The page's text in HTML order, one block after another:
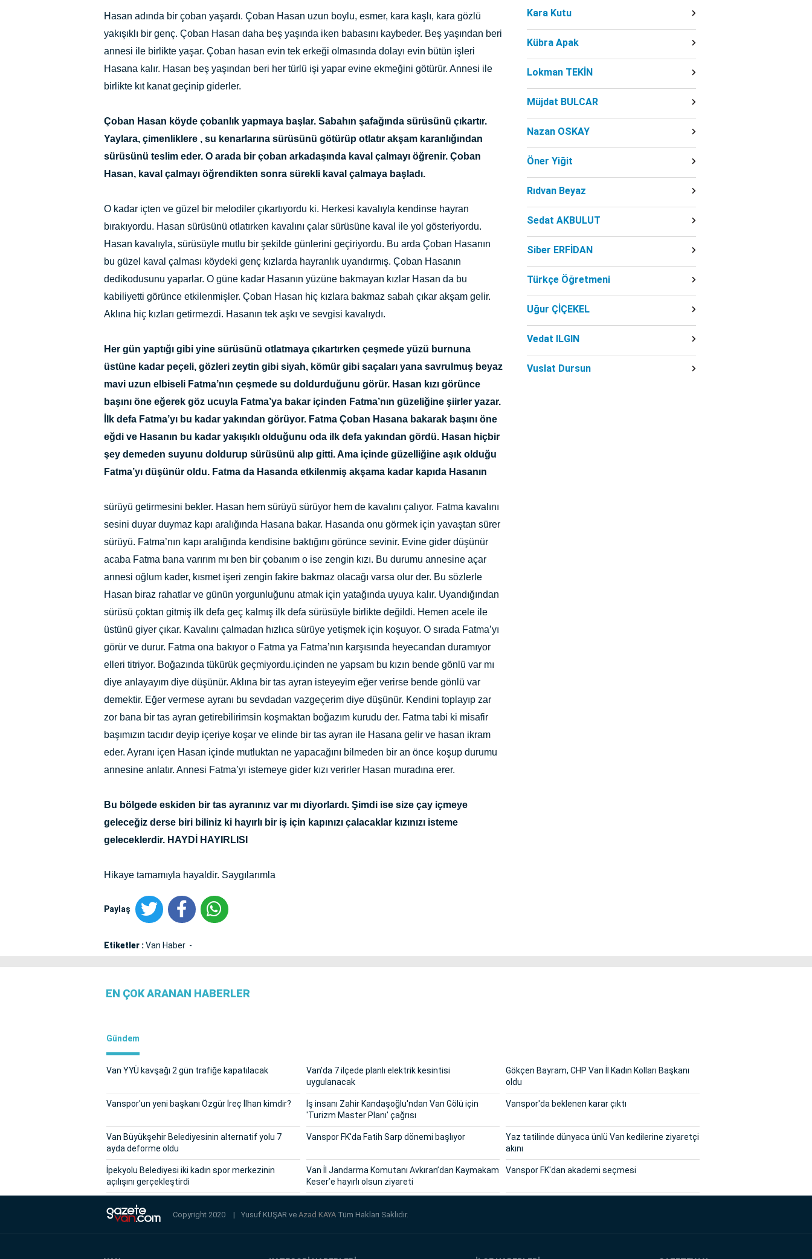
Hasan adında bir çoban yaşardı. Çoban Hasan uzun boylu, esmer, kara kaşlı, kara gözlü
yakışıklı bir genç. Çoban Hasan daha beş yaşında iken babasını kaybeder. Beş yaşından beri
annesi ile birlikte yaşar. Çoban hasan evin tek erkeği olmasında dolayı evin bütün işleri
Hasana kalır. Hasan beş yaşından beri her türlü işi yapar evine ekmeğini götürür. Annesi ile
birlikte kıt kanat geçinip giderler.
Çoban Hasan köyde çobanlık yapmaya başlar. Sabahın şafağında sürüsünü çıkartır.
Yaylara, çimenliklere , su kenarlarına sürüsünü götürüp otlatır akşam karanlığından
sürüsünü teslim eder. O arada bir çoban arkadaşında kaval çalmayı öğrenir. Çoban
Hasan, kaval çalmayı öğrendikten sonra sürekli kaval çalmaya başladı.
O kadar içten ve güzel bir melodiler çıkartıyordu ki. Herkesi kavalıyla kendinse hayran
bırakıyordu. Hasan sürüsünü otlatırken kavalını çalar sürüsüne kaval ile yol gösteriyordu.
Hasan kavalıyla, sürüsüyle mutlu bir şekilde günlerini geçiriyordu. Bu arda Çoban Hasanın
bu güzel kaval çalması köydeki genç kızlarda hayranlık uyandırmış. Çoban Hasanın
dedikodusunu yaparlar. O güne kadar Hasanın yüzüne bakmayan kızlar Hasan da bu
kabiliyetti görünce etkilenmişler. Çoban Hasan hiç kızlara bakmaz sabah çıkar akşam gelir.
Aklına hiç kızları getirmezdi. Hasanın tek aşkı ve sevgisi kavalıydı.
Her gün yaptığı gibi yine sürüsünü otlatmaya çıkartırken çeşmede yüzü burnuna
üstüne kadar peçeli, gözleri zeytin gibi siyah, kömür gibi saçaları yana savrulmuş beyaz
mavi uzun elbiseli Fatma’nın çeşmede su doldurduğunu görür. Hasan kızı görünce
başını öne eğerek göz ucuyla Fatma’ya bakar içinden Fatma’nın güzeliğine şiirler yazar.
İlk defa Fatma’yı bu kadar yakından görüyor. Fatma Çoban Hasana bakarak başını öne
eğdi ve Hasanın bu kadar yakışıklı olduğunu oda ilk defa yakından gördü. Hasan hiçbir
şey demeden suyunu doldurup sürüsünü alıp gitti. Ama içinde güzelliğine aşık olduğu
Fatma’yı düşünür oldu. Fatma da Hasanda etkilenmiş akşama kadar kapıda Hasanın
sürüyü getirmesini bekler. Hasan hem sürüyü sürüyor hem de kavalını çalıyor. Fatma kavalını
sesini duyar duymaz kapı aralığında Hasana bakar. Hasanda onu görmek için yavaştan sürer
sürüyü. Fatma’nın kapı aralığında kendisine baktığını görünce sevinir. Evine gider düşünür
acaba Fatma bana varırım mı ben bir çobanım o ise zengin kızı. Bu durumu annesine açar
annesi oğlum kader, kısmet işeri zengin fakire bakmaz olacağı varsa olur der. Bu sözlerle
Hasan biraz rahatlar ve günün yorgunluğunu atmak için yatağında uyuya kalır. Uyandığından
sürüsü çoktan gitmiş ilk defa geç kalmış ilk defa sürüsüyle birlikte değildi. Hemen acele ile
üstünü giyer çıkar. Kavalını çalmadan hızlıca sürüye yetişmek için koşuyor. O sırada Fatma’yı
görür ve durur. Fatma ona bakıyor o Fatma ya Fatma’nın karşısında heyecandan duramıyor
elleri titriyor. Boğazında tükürük geçmiyordu.içinden ne yapsam bu kızın bende gönlü var mı
diye anlayayım diye düşünür. Aklına bir tas ayran isteyeyim eğer verirse bende gönlü var
demektir. Eğer vermese ayranı bu sevdadan vazgeçerim diye düşünür. Kendini toplayıp zar
zor bana bir tas ayran getirebilirimsin koşmaktan boğazım kurudu der. Fatma tabi ki misafir
başımızın tacıdır deyip içeriye koşar ve elinde bir tas ayran ile Hasana gelir ve hasan ikram
eder. Ayranı içen Hasan içinde mutluktan ne yapacağını bilmeden bir an önce koşup durumu
annesine anlatır. Annesi Fatma’yı istemeye gider kızı verirler Hasan muradına erer.
Bu bölgede eskiden bir tas ayranınız var mı diyorlardı. Şimdi ise size çay içmeye
geleceğiz derse biri biliniz ki hayırlı bir iş için kapınızı çalacaklar kızınızı isteme
geleceklerdir. HAYDİ HAYIRLISI
Hikaye tamamıyla hayaldir. Saygılarımla
Paylaş
Etiketler :Van Haber
Kara Kutu
Kübra Apak
Lokman TEKİN
Müjdat BULCAR
Nazan OSKAY
Öner Yiğit
Rıdvan Beyaz
Sedat AKBULUT
Siber ERFİDAN
Türkçe Öğretmeni
Uğur ÇİÇEKEL
Vedat ILGIN
Vuslat Dursun
EN ÇOK ARANAN HABERLER
Gündem
Van YYÜ kavşağı 2 gün trafiğe kapatılacak
Van'da 7 ilçede planlı elektrik kesintisi
uygulanacak
Gökçen Bayram, CHP Van İl Kadın Kolları Başkanı
oldu
Vanspor'un yeni başkanı Özgür İreç İlhan kimdir?
İş insanı Zahir Kandaşoğlu'ndan Van Gölü için
'Turizm Master Planı' çağrısı
Vanspor'da beklenen karar çıktı
Van Büyükşehir Belediyesinin alternatif yolu 7
ayda deforme oldu
Vanspor FK'da Fatih Sarp dönemi başlıyor
Yaz tatilinde dünyaca ünlü Van kedilerine ziyaretçi
akını
İpekyolu Belediyesi iki kadın spor merkezinin
açılışını gerçekleştirdi
Van İl Jandarma Komutanı Avkıran’dan Kaymakam
Keser’e hayırlı olsun ziyareti
Vanspor FK'dan akademi seçmesi
Copyright 2020 | Yusuf KUŞAR veAzad KAYA Tüm Hakları Saklıdır.